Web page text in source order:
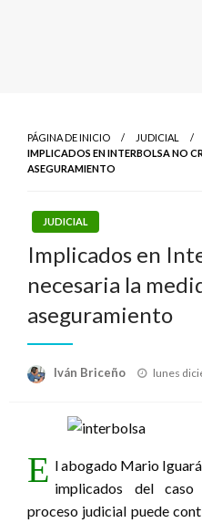
PÁGINA DE INICIO
JUDICIAL
IMPLICADOS EN INTERBOLSA NO
ASEGURAMIENTO
JUDICIAL
Implicados en
necesaria la
aseguramiento
Iván Briceño
Publicado
lunes
E l abogado Mario
implicados del
proceso judicial puede